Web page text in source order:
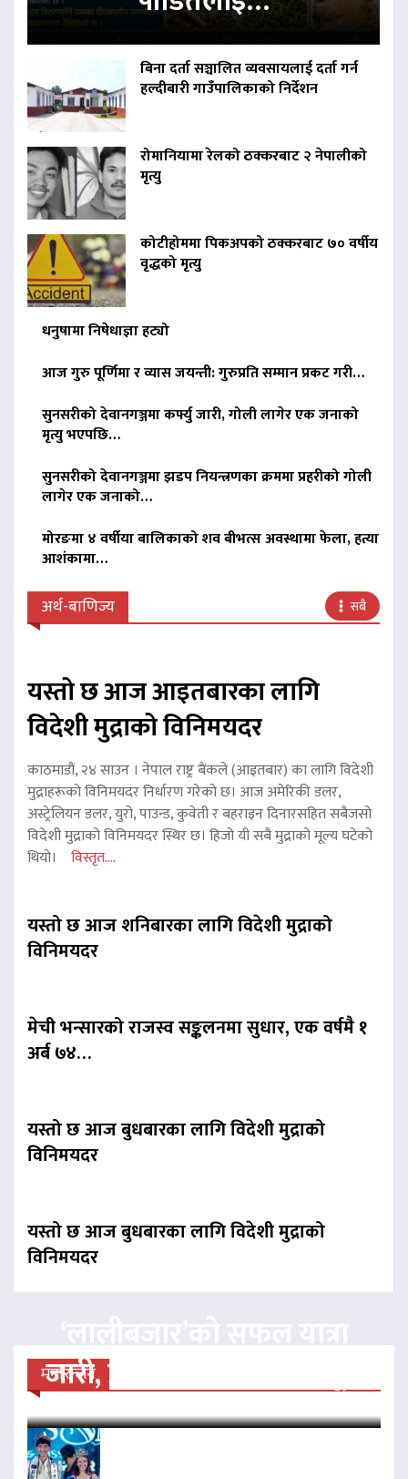
बिना दर्ता सञ्चालित व्यवसायलाई दर्ता गर्न
हल्दीबारी गाउँपालिकाको निर्देशन
रोमानियामा रेलको ठक्करबाट २ नेपालीको
मृत्यु
कोटीहोममा पिकअपको ठक्करबाट ७० वर्षीय
वृद्धको मृत्यु
धनुषामा निषेधाज्ञा हट्यो
आज गुरु पूर्णिमा र व्यास जयन्ती: गुरुप्रति सम्मान प्रकट गरी…
सुनसरीको देवानगञ्जमा कर्फ्यु जारी, गोली लागेर एक जनाको
मृत्यु भएपछि…
सुनसरीको देवानगञ्जमा झडप नियन्त्रणका क्रममा प्रहरीको गोली
लागेर एक जनाको…
मोरङमा ४ वर्षीया बालिकाको शव बीभत्स अवस्थामा फेला, हत्या
आशंकामा…
अर्थ-बाणिज्य सबै
यस्तो छ आज आइतबारका लागि
विदेशी मुद्राको विनिमयदर
काठमाडौं, २४ साउन । नेपाल राष्ट्र बैंकले (आइतबार) का लागि विदेशी
मुद्राहरूको विनिमयदर निर्धारण गरेको छ। आज अमेरिकी डलर,
अस्ट्रेलियन डलर, युरो, पाउन्ड, कुवेती र बहराइन दिनारसहित सबैजसो
विदेशी मुद्राको विनिमयदर स्थिर छ। हिजो यी सबै मुद्राको मूल्य घटेको
थियो। विस्तृत....
यस्तो छ आज शनिबारका लागि विदेशी मुद्राको
विनिमयदर
मेची भन्सारको राजस्व सङ्कलनमा सुधार, एक वर्षमै १
अर्ब ७४…
यस्तो छ आज बुधबारका लागि विदेशी मुद्राको
विनिमयदर
यस्तो छ आज बुधबारका लागि विदेशी मुद्राको
विनिमयदर
मनोरन्जन
जारी, प्रदर्शनको ५१औँ दिन पूरा